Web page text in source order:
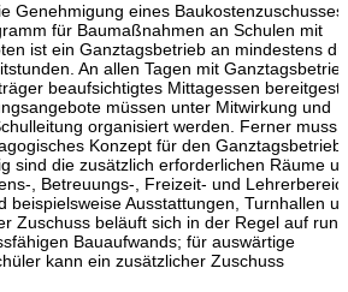
Genehmigung eines Baukostenzuschusses
für Baumaßnahmen an Schulen mit
ist ein Ganztagsbetrieb an mindestens
An allen Tagen mit
beaufsichtigtes Mittagessen
müssen unter Mitwirkung und
organisiert werden. Ferner muss
Konzept für den Ganztagsbetrieb
sind die zusätzlich erforderlichen Räume
, Betreuungs-, Freizeit- und
beispielsweise Ausstattungen, Turnhallen
Zuschuss beläuft sich in der Regel auf
Bauaufwands; für auswärtige
kann ein zusätzlicher Zuschuss